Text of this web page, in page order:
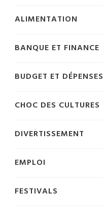
ALIMENTATION
BANQUE ET FINANCE
BUDGET ET DÉPENSES
CHOC DES CULTURES
DIVERTISSEMENT
EMPLOI
FESTIVALS